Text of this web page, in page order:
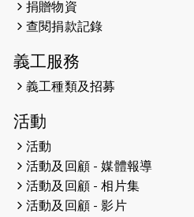
2024-12-10
2024-11-17
2024-10-30
連續第七年
商會「#友商
捐贈物資
查閱捐款記錄
義工服務
義工種類及招募
活動
活動
活動及回顧 - 媒體報導
活動及回顧 - 相片集
活動及回顧 - 影片